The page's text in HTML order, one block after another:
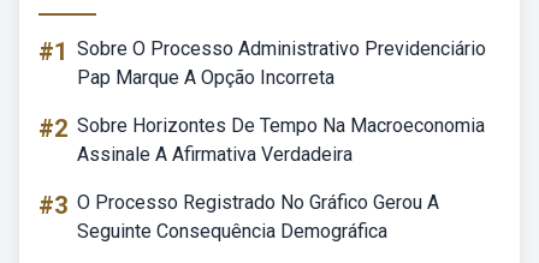
#1 Sobre O Processo Administrativo Previdenciário
Pap Marque A Opção Incorreta
#2 Sobre Horizontes De Tempo Na Macroeconomia
Assinale A Afirmativa Verdadeira
#3 O Processo Registrado No Gráfico Gerou A
Seguinte Consequência Demográfica